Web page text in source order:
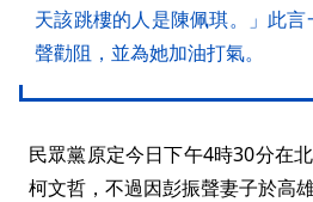
天該跳樓的人是陳佩琪。」此
聲勸阻，並為她加油打氣。
民眾黨原定今日下午4時30分在
柯文哲，不過因彭振聲妻子於高